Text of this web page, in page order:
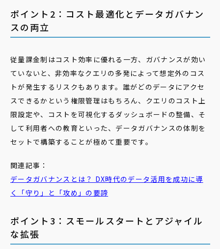
ポイント2：コスト最適化とデータガバナン
スの両立
従量課金制はコスト効率に優れる一方、ガバナンスが効い
ていないと、非効率なクエリの多発によって想定外のコス
トが発生するリスクもあります。誰がどのデータにアクセ
スできるかという権限管理はもちろん、クエリのコスト上
限設定や、コストを可視化するダッシュボードの整備、そ
して利用者への教育といった、データガバナンスの体制を
セットで構築することが極めて重要です。
関連記事：
データガバナンス とは？ DX時代のデータ活用を成功に導
く「守り」と「攻め」の要諦
ポイント3：スモールスタートとアジャイル
な拡張